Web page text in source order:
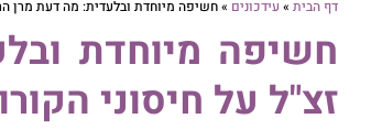
דף הבית » עידכונים »חשיפה מיוחדת ובלעדית: מה דעת מרן
חשיפה מיוחדת
זצ"ל על חיסוני